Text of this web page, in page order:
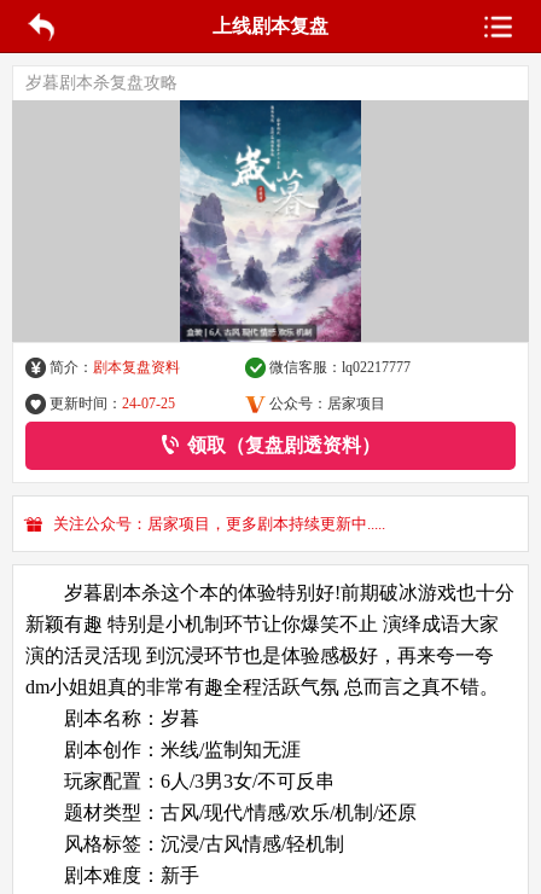
上线剧本复盘
岁暮剧本杀复盘攻略
简介： 剧本复盘资料 微信客服：lq02217777
更新时间： 24-07-25 公众号：居家项目
领取（复盘剧透资料）
关注公众号：居家项目，更多剧本持续更新中.....
岁暮剧本杀这个本的体验特别好!前期破冰游戏也十分
新颖有趣 特别是小机制环节让你爆笑不止 演绎成语大家
演的活灵活现 到沉浸环节也是体验感极好，再来夸一夸
dm小姐姐真的非常有趣全程活跃气氛 总而言之真不错。
剧本名称： 岁暮
剧本创作：米线/监制知无涯
玩家配置：6人/3男3女/不可反串
题材类型：古风/现代/情感/欢乐/机制/还原
风格标签：沉浸/古风情感/轻机制
剧本难度：新手